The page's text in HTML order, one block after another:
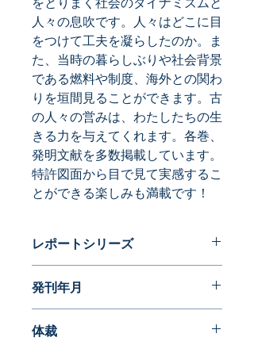
人々の息吹です。人々はどこに目
をつけて工夫を凝らしたのか。ま
た、当時の暮らしぶりや社会背景
である燃料や制度、海外との関わ
りを垣間見ることができます。古
の人々の営みは、わたしたちの生
きる力を与えてくれます。各巻、
発明文献を多数掲載しています。
特許図面から目で見て実感するこ
とができる楽しみも満載です！
レポートシリーズ
発刊年月
体裁